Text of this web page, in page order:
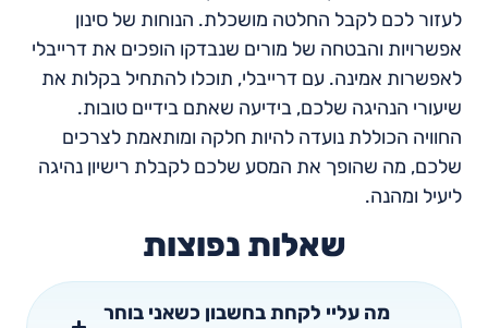
לעזור לכם לקבל החלטה מושכלת. הנוחות של סינון
אפשרויות והבטחה של מורים שנבדקו הופכים את דרייבלי
לאפשרות אמינה. עם דרייבלי, תוכלו להתחיל בקלות את
שיעורי הנהיגה שלכם, בידיעה שאתם בידיים טובות.
החוויה הכוללת נועדה להיות חלקה ומותאמת לצרכים
שלכם, מה שהופך את המסע שלכם לקבלת רישיון נהיגה
ליעיל ומהנה.
שאלות נפוצות
מה עליי לקחת בחשבון כשאני בוחר